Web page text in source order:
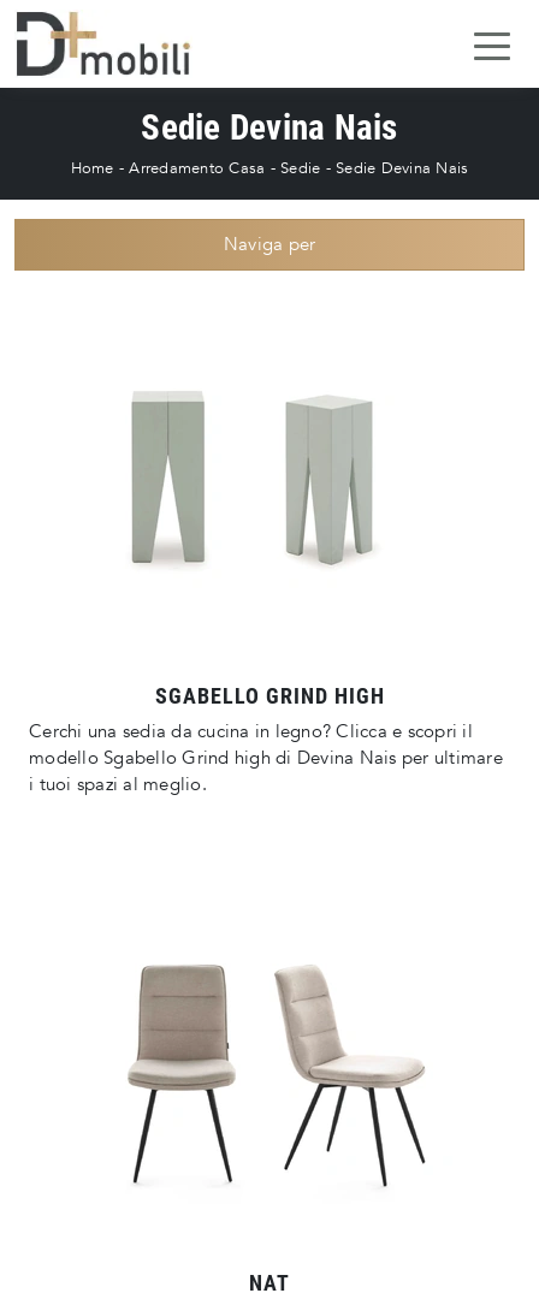
Sedie Devina Nais
Home -Arredamento Casa - Sedie - Sedie Devina Nais
Naviga per
SGABELLO GRIND HIGH
Cerchi una sedia da cucina in legno? Clicca e scopri il
modello Sgabello Grind high di Devina Nais per ultimare
i tuoi spazi al meglio.
NAT